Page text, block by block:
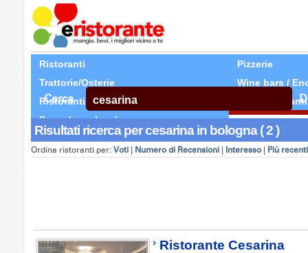
Ristoranti
Pizzerie
Trattorie/Osterie
Wine bars /
Ristoranti Etnici
Tutti Ristoranti
Segnala un locale
Cerca
Risultati ricerca per cesarina in bologna ( 2 )
Ordina ristoranti per: Voti Numero di Recensioni Interesso Più recenti
Ristorante Cesarina